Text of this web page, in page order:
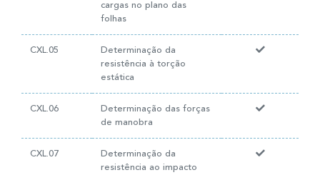
cargas no plano das
folhas
CXL.05
Determinação da
resistência à torção
estática
CXL.06
Determinação das forças
de manobra
CXL.07
Determinação da
resistência ao impacto